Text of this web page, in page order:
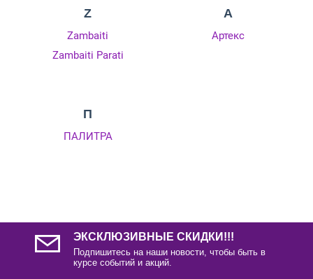
Z
Zambaiti
Zambaiti Parati
А
Артекс
П
ПАЛИТРА
ЭКСКЛЮЗИВНЫЕ СКИДКИ!!!
Подпишитесь на наши новости, чтобы быть в
курсе событий и акций.